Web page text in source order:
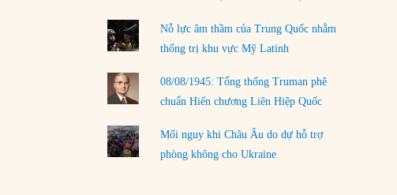
Nỗ lực âm thầm của Trung Quốc nhằm
thống trị khu vực Mỹ Latinh
08/08/1945: Tổng thống Truman phê
chuẩn Hiến chương Liên Hiệp Quốc
Mối nguy khi Châu Âu do dự hỗ trợ
phòng không cho Ukraine